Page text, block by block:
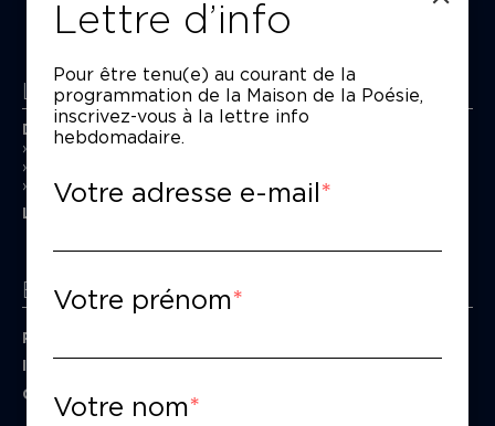
La Maison de la Poésie
Découvrir
En photos
Nos partenaires
L’équipe
Espace pro
Privatiser une salle
Informations techniques
Contact presse
Lettre d’info
Pour être tenu(e) au courant de la
programmation de la Maison de la Poésie,
inscrivez-vous à la lettre info
hebdomadaire.
Votre adresse e-mail
Votre prénom
Votre nom